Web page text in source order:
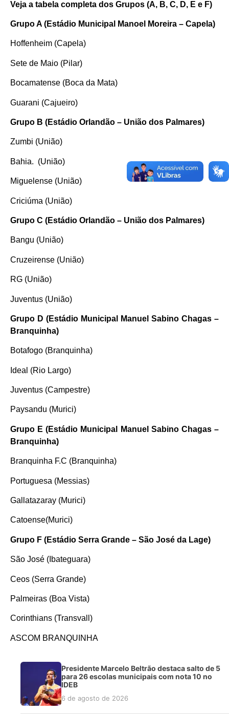
Veja a tabela completa dos Grupos (A, B, C, D, E e F)
Grupo A (Estádio Municipal Manoel Moreira – Capela)
Hoffenheim (Capela)
Sete de Maio (Pilar)
Bocamatense (Boca da Mata)
Guarani (Cajueiro)
Grupo B (Estádio Orlandão – União dos Palmares)
Zumbi (União)
Bahia. (União)
Miguelense (União)
Criciúma (União)
Grupo C (Estádio Orlandão – União dos Palmares)
Bangu (União)
Cruzeirense (União)
RG (União)
Juventus (União)
Grupo D (Estádio Municipal Manuel Sabino Chagas –
Branquinha)
Botafogo (Branquinha)
Ideal (Rio Largo)
Juventus (Campestre)
Paysandu (Murici)
Grupo E (Estádio Municipal Manuel Sabino Chagas –
Branquinha)
Branquinha F.C (Branquinha)
Portuguesa (Messias)
Gallatazaray (Murici)
Catoense(Murici)
Grupo F (Estádio Serra Grande – São José da Lage)
São José (Ibateguara)
Ceos (Serra Grande)
Palmeiras (Boa Vista)
Corinthians (Transvall)
ASCOM BRANQUINHA
Presidente Marcelo Beltrão destaca salto de 5
para 26 escolas municipais com nota 10 no
IDEB
6 de agosto de 2026